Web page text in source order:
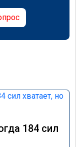
184 сил